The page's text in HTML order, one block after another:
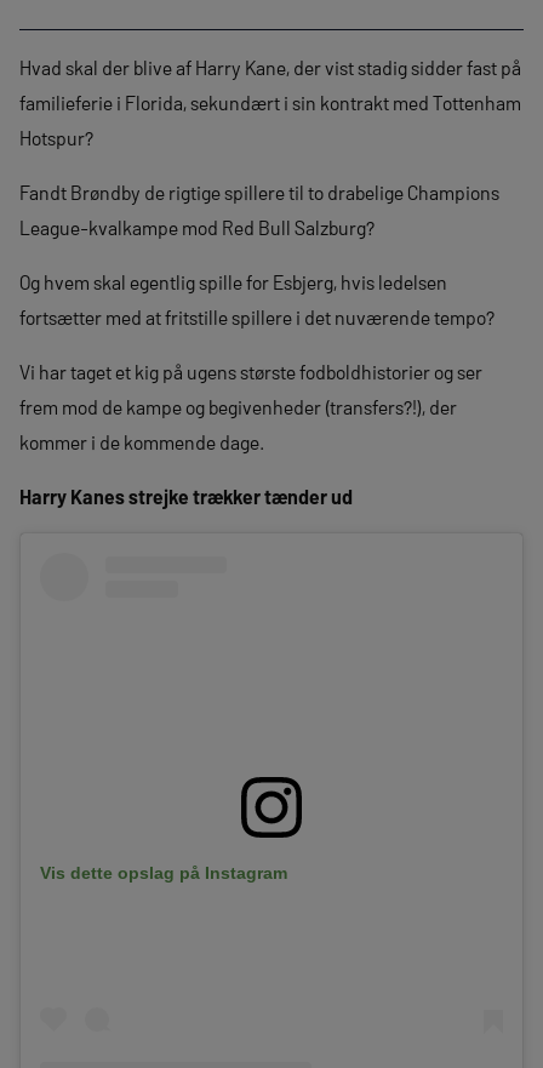
Hvad skal der blive af Harry Kane, der vist stadig sidder fast på
familieferie i Florida, sekundært i sin kontrakt med Tottenham
Hotspur?
Fandt Brøndby de rigtige spillere til to drabelige Champions
League-kvalkampe mod Red Bull Salzburg?
Og hvem skal egentlig spille for Esbjerg, hvis ledelsen
fortsætter med at fritstille spillere i det nuværende tempo?
Vi har taget et kig på ugens største fodboldhistorier og ser
frem mod de kampe og begivenheder (transfers?!), der
kommer i de kommende dage.
Harry Kanes strejke trækker tænder ud
Vis dette opslag på Instagram